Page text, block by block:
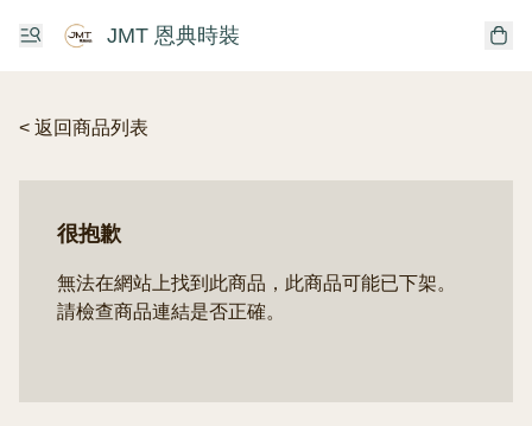
JMT 恩典時裝
< 返回商品列表
很抱歉
無法在網站上找到此商品，此商品可能已下架。
請檢查商品連結是否正確。